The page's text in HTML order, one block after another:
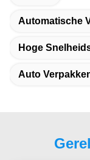
Automatische
Hoge
Auto